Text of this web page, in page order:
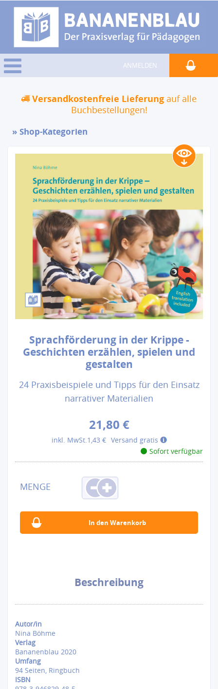
ANMELDEN
Versandkostenfreie Lieferung auf alle
Buchbestellungen!
Shop-Kategorien
Sprachförderung in der Krippe -
Geschichten erzählen, spielen und
gestalten
24 Praxisbeispiele und Tipps für den Einsatz
narrativer Materialien
21,80 €
inkl. MwSt. 1,43 € Versand gratis
Sofort verfügbar
Beschreibung
Autor/in
Nina Böhme
Verlag
Bananenblau 2020
Umfang
94 Seiten, Ringbuch
ISBN